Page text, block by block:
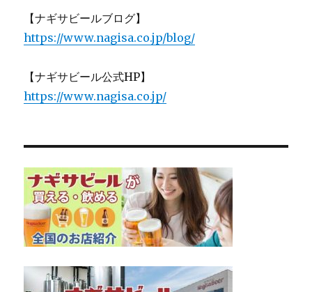
【ナギサビールブログ】
https://www.nagisa.co.jp/blog/
【ナギサビール公式HP】
https://www.nagisa.co.jp/